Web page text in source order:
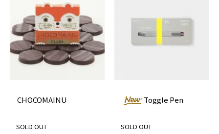
CHOCOMAINU
SOLD OUT
Toggle Pen
SOLD OUT